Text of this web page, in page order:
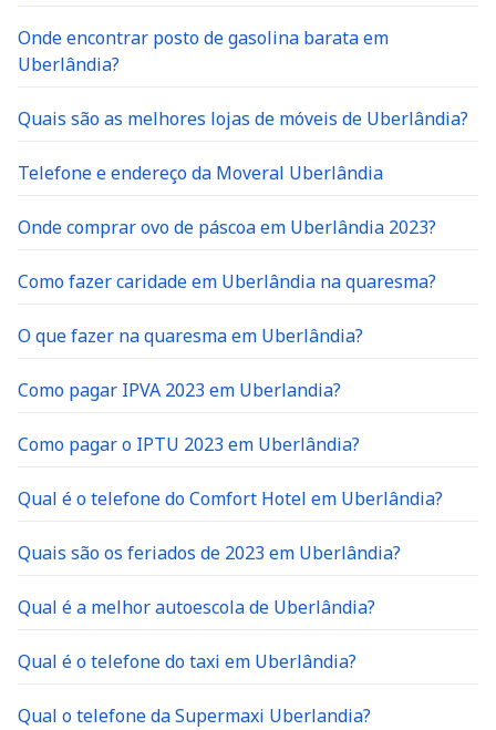
Onde encontrar posto de gasolina barata em
Uberlândia?
Quais são as melhores lojas de móveis de Uberlândia?
Telefone e endereço da Moveral Uberlândia
Onde comprar ovo de páscoa em Uberlândia 2023?
Como fazer caridade em Uberlândia na quaresma?
O que fazer na quaresma em Uberlândia?
Como pagar IPVA 2023 em Uberlandia?
Como pagar o IPTU 2023 em Uberlândia?
Qual é o telefone do Comfort Hotel em Uberlândia?
Quais são os feriados de 2023 em Uberlândia?
Qual é a melhor autoescola de Uberlândia?
Qual é o telefone do taxi em Uberlândia?
Qual o telefone da Supermaxi Uberlandia?